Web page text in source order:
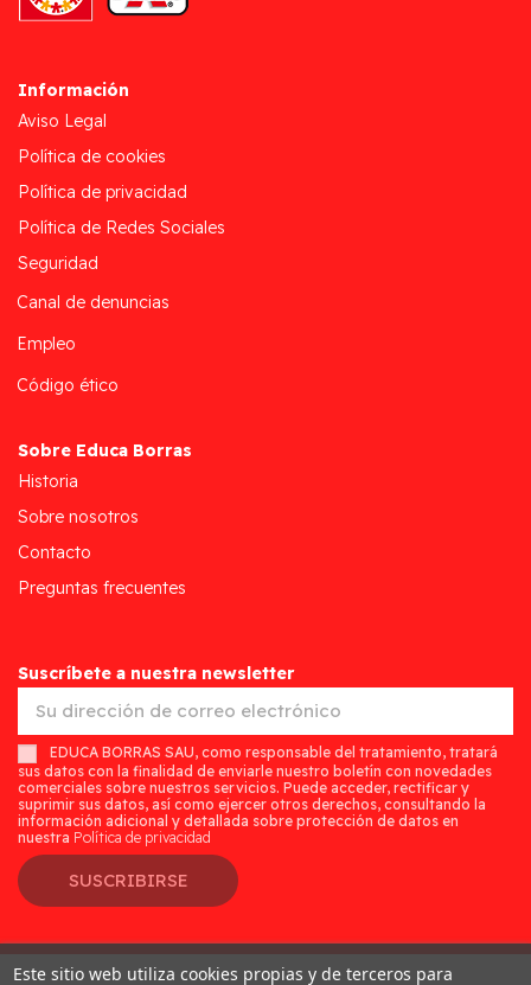
Información
Aviso Legal
Política de cookies
Política de privacidad
Política de Redes Sociales
Seguridad
Canal de denuncias
Empleo
Código ético
Sobre Educa Borras
Historia
Sobre nosotros
Contacto
Preguntas frecuentes
Suscríbete a nuestra newsletter
EDUCA BORRAS SAU, como responsable del tratamiento, tratará
sus datos con la finalidad de enviarle nuestro boletín con novedades
comerciales sobre nuestros servicios. Puede acceder, rectificar y
suprimir sus datos, así como ejercer otros derechos, consultando la
información adicional y detallada sobre protección de datos en
nuestra Política de privacidad
SUSCRIBIRSE
Este sitio web utiliza cookies propias y de terceros para